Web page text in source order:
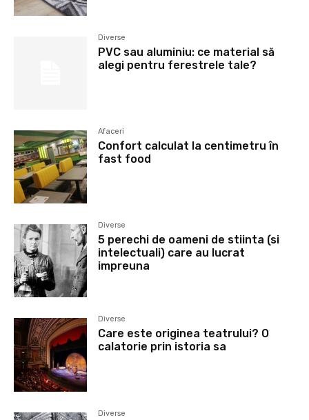
Diverse
PVC sau aluminiu: ce material să
alegi pentru ferestrele tale?
Afaceri
Confort calculat la centimetru în
fast food
Diverse
5 perechi de oameni de stiinta (si
intelectuali) care au lucrat
impreuna
Diverse
Care este originea teatrului? O
calatorie prin istoria sa
Diverse